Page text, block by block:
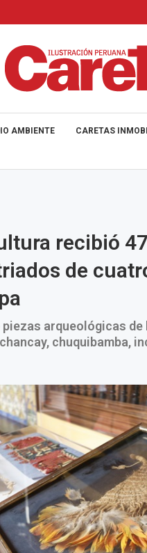
AMBIENTE CARETAS
recibió
de
arqueológicas
chuquibamba,